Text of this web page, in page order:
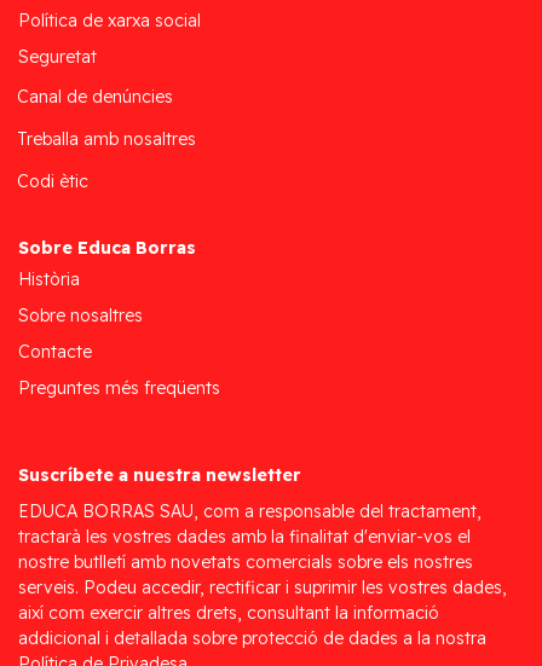
Política de xarxa social
Seguretat
Canal de denúncies
Treballa amb nosaltres
Codi ètic
Sobre Educa Borras
Història
Sobre nosaltres
Contacte
Preguntes més freqüents
Suscríbete a nuestra newsletter
EDUCA BORRAS SAU, com a responsable del tractament,
tractarà les vostres dades amb la finalitat d'enviar-vos el
nostre butlletí amb novetats comercials sobre els nostres
serveis. Podeu accedir, rectificar i suprimir les vostres dades,
així com exercir altres drets, consultant la informació
addicional i detallada sobre protecció de dades a la nostra